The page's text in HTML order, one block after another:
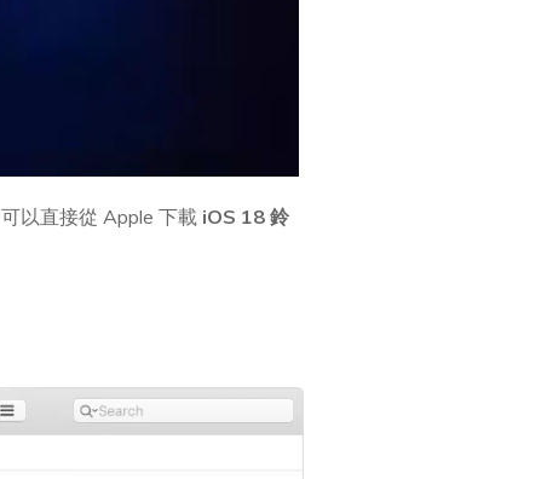
以直接從 Apple 下載 iOS 18 鈴